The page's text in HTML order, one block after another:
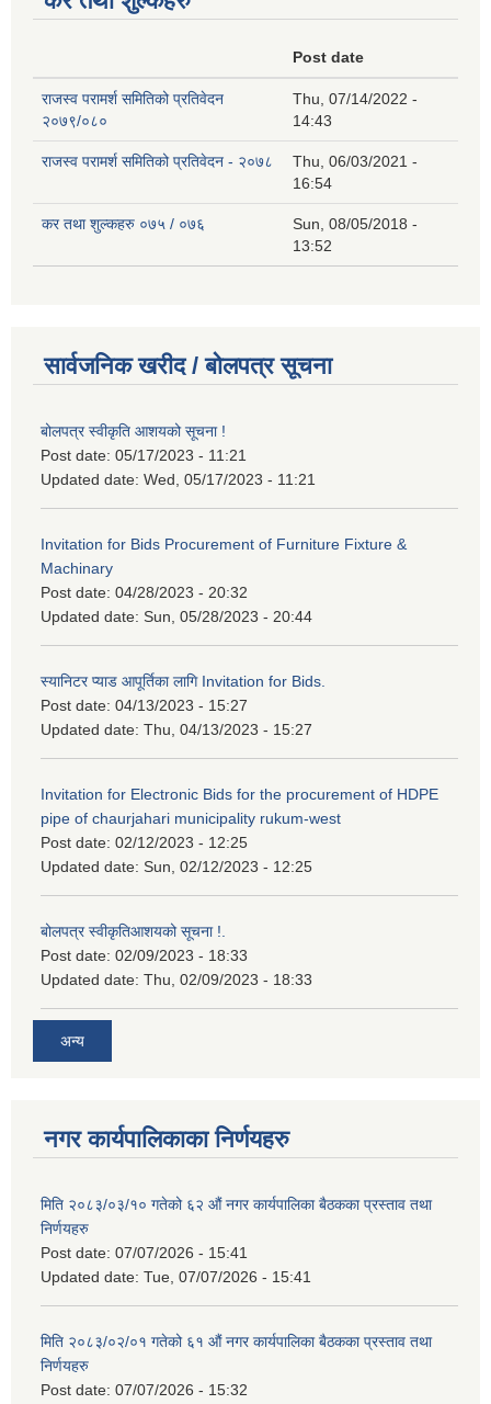
Post date
राजस्व परामर्श समितिको प्रतिवेदन
२०७९/०८०
Thu, 07/14/2022 -
14:43
राजस्व परामर्श समितिको प्रतिवेदन - २०७८
Thu, 06/03/2021 -
16:54
कर तथा शुल्कहरु ०७५ / ०७६
Sun, 08/05/2018 -
13:52
सार्वजनिक खरीद / बोलपत्र सूचना
बोलपत्र स्वीकृति आशयको सूचना !
Post date: 05/17/2023 - 11:21
Updated date: Wed, 05/17/2023 - 11:21
Invitation for Bids Procurement of Furniture Fixture &
Machinary
Post date: 04/28/2023 - 20:32
Updated date: Sun, 05/28/2023 - 20:44
स्यानिटर प्याड आपूर्तिका लागि Invitation for Bids.
Post date: 04/13/2023 - 15:27
Updated date: Thu, 04/13/2023 - 15:27
Invitation for Electronic Bids for the procurement of HDPE
pipe of chaurjahari municipality rukum-west
Post date: 02/12/2023 - 12:25
Updated date: Sun, 02/12/2023 - 12:25
बोलपत्र स्वीकृतिआशयको सूचना !.
Post date: 02/09/2023 - 18:33
Updated date: Thu, 02/09/2023 - 18:33
अन्य
नगर कार्यपालिकाका निर्णयहरु
मिति २०८३/०३/१० गतेको ६२ औं नगर कार्यपालिका बैठकका प्रस्ताव तथा
निर्णयहरु
Post date: 07/07/2026 - 15:41
Updated date: Tue, 07/07/2026 - 15:41
मिति २०८३/०२/०१ गतेको ६१ औं नगर कार्यपालिका बैठकका प्रस्ताव तथा
निर्णयहरु
Post date: 07/07/2026 - 15:32